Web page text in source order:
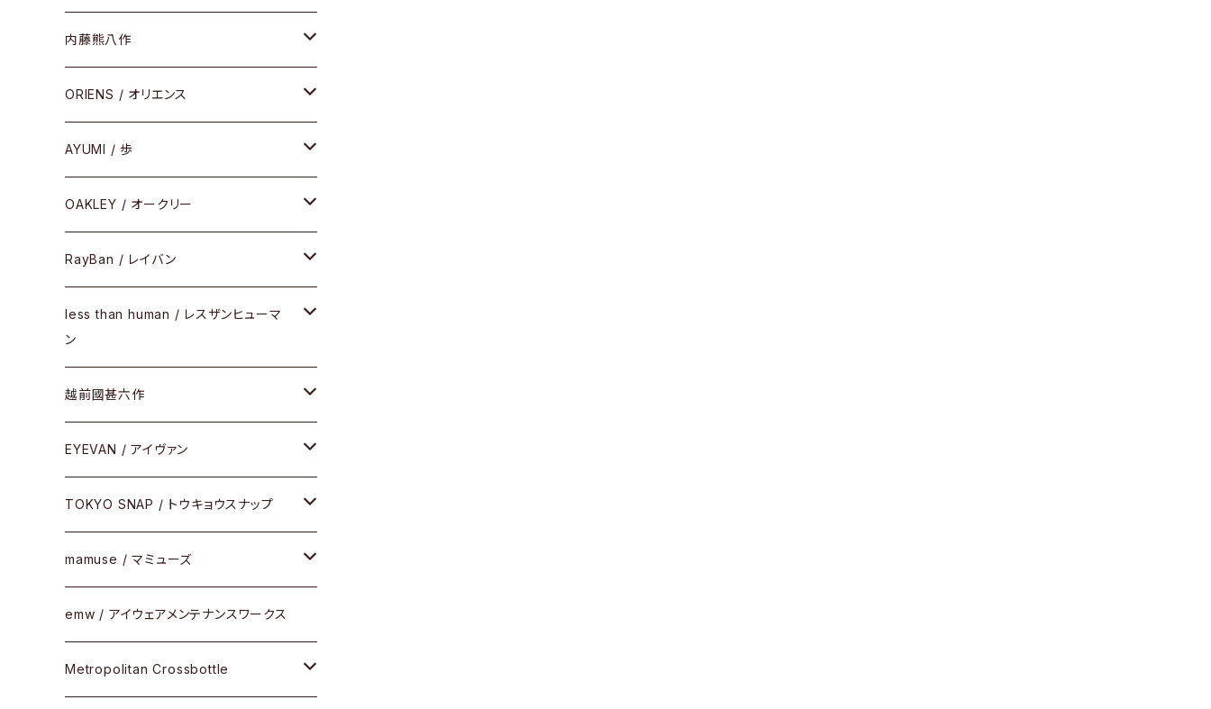
COMBI （コンビシリーズ）
PREMIUM（プレミアムシリーズ）
PLASTIC（プラスティックシリーズ）
SIRMONT（サーモントシリーズ）
SUNSHIFT
ケア用品
セル
コンビ
メタル
セル
コンビ
内藤熊八作
セル
メタル
コンビ
ORIENS / オリエンス
セルフレーム
メタルフレーム
その他
AYUMI / 歩
セルフレーム
OAKLEY / オークリー
メガネフレーム
サングラス
Frogskins(フロッグスキン )
限定モデル
その他
修理
RayBan / レイバン
メガネフレーム
サングラス
その他
less than human / レスザンヒューマ
ン
メガネフレーム
サングラス
その他
越前國甚六作
セルフレーム
メタルフレーム
コンビフレーム
EYEVAN / アイヴァン
メガネ
サングラス
その他
TOKYO SNAP / トウキョウスナップ
セルフレーム
メタルフレーム
コンビネーション
mamuse / マミューズ
セル
メタル
emw / アイウェアメンテナンスワークス
Metropolitan Crossbottle